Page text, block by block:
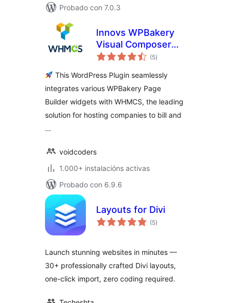
Probado con 7.0.3
Innovs WPBakery
Visual Composer
WHMCS Elements
(5valoracións
totais
)
This WordPress Plugin seamlessly
integrates various WPBakery Page
Builder widgets with WHMCS, the leading
solution for hosting companies to bill and
…
voidcoders
1.000+ instalacións activas
Probado con 6.9.6
Layouts for Divi
(5valoracións
totais
)
Launch stunning websites in minutes —
30+ professionally crafted Divi layouts,
one-click import, zero coding required.